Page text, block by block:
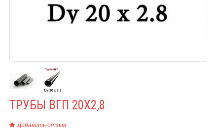
ТРУБЫ ВГП 20Х2,8
Добавить отзыв